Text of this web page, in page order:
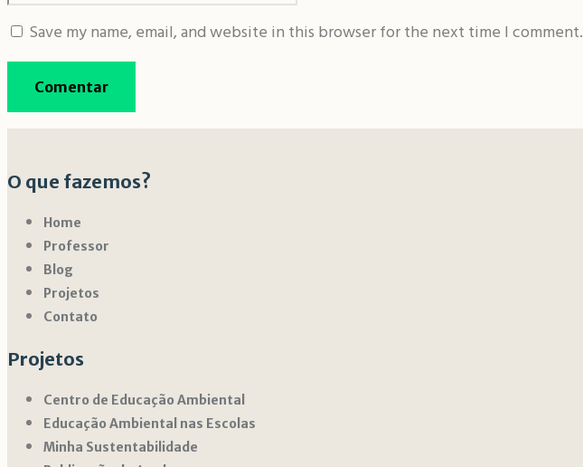
Save my name, email, and website in this browser for the next time I comment.
O que fazemos?
Home
Professor
Blog
Projetos
Contato
Projetos
Centro de Educação Ambiental
Educação Ambiental nas Escolas
Minha Sustentabilidade